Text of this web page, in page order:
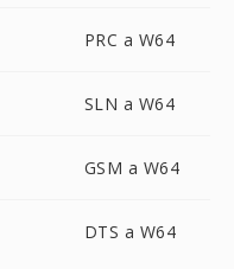
PRC a W64
SLN a W64
GSM a W64
DTS a W64